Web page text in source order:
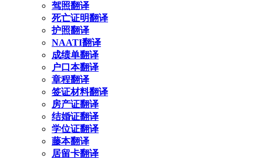
驾照翻译
死亡证明翻译
护照翻译
NAATI翻译
成绩单翻译
户口本翻译
章程翻译
签证材料翻译
房产证翻译
结婚证翻译
学位证翻译
藤本翻译
居留卡翻译